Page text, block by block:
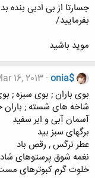
جسارتا از بی ادبی بنده
بفرمایید/
موید باشید
onia$
16, 2013
بوی باران ; بوی سبزه ;
شاخه های شسته ; باران
آسمان آبی و ابر سفید
برگهای سبز بید
عطر نرگس , رقص باد
نغمه شوق پرستوهای شاد
خلوت گرم کبوترهای